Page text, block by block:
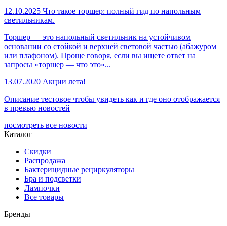
12.10.2025 Что такое торшер: полный гид по напольным
светильникам.
Торшер — это напольный светильник на устойчивом
основании со стойкой и верхней световой частью (абажуром
или плафоном). Проще говоря, если вы ищете ответ на
запросы «торшер — что это»...
13.07.2020 Акции лета!
Описание тестовое чтобы увидеть как и где оно отображается
в превью новостей
посмотреть все новости
Каталог
Скидки
Распродажа
Бактерицидные рециркуляторы
Бра и подсветки
Лампочки
Все товары
Бренды